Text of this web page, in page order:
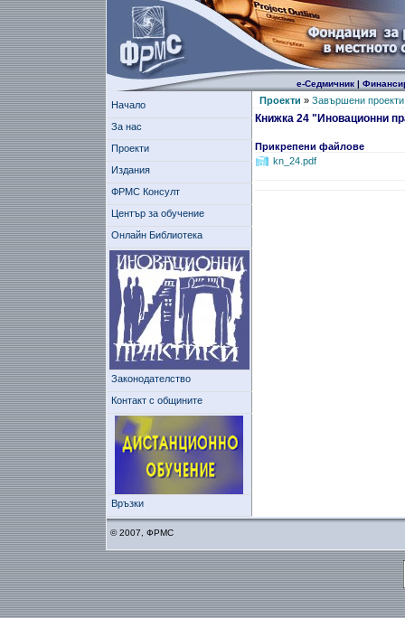
е-Седмичник|
Начало
За нас
Проекти
Издания
ФРМС Консулт
Център за обучение
Онлайн Библиотека
Законодателство
Контакт с общините
Връзки
Проекти » Завършени проекти
Книжка 24 "Иновационни
Прикрепени файлове
kn_24.pdf
© 2007, ФРМС